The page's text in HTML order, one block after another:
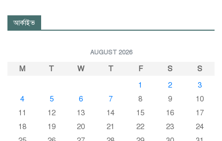
আর্কাইভ
AUGUST 2026
M T W T F S
S
1
2
3
4
5 6 7 8 9
10
11
12 13 14 15 16
17
18
19 20 21 22 23
24